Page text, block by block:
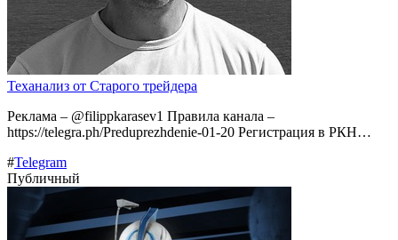
Теханализ от Старого трейдера
Реклама – @filippkarasev1 Правила канала –
https://telegra.ph/Preduprezhdenie-01-20 Регистрация в РКН…
#Telegram
Публичный